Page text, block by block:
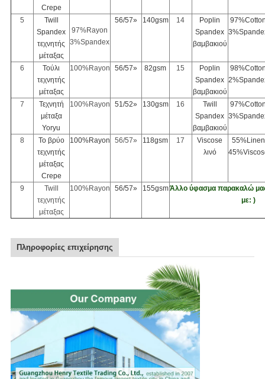
Crepe
5
Twill
Spandex
τεχνητής
μέταξας
97%Rayon
3%Spandex
56/57» 140gsm 14
Poplin
Spandex
βαμβακιού
6
Τούλι
τεχνητής
μέταξας
100%Rayon 56/57» 82gsm 15
Poplin
Spandex
βαμβακιού
7
Τεχνητή
μέταξα
Yoryu
100%Rayon 51/52» 130gsm 16
Twill
Spandex
βαμβακιού
8
Το βρύο
τεχνητής
μέταξας
Crepe
100%Rayon 56/57» 118gsm 17
Viscose
λινό
55%Linen
9
Twill
τεχνητής
μέταξας
100%Rayon 56/57» 155gsmΆλλο ύφασμα παρακαλώ
με: )
Πληροφορίες επιχείρησης